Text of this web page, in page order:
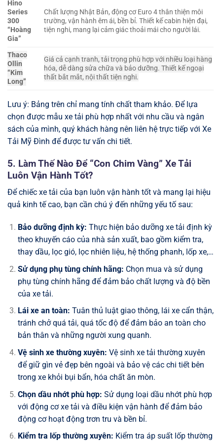
Hino
Series
300
“Hoàng
Gia”
Chất lượng Nhật Bản, động cơ Euro 4 thân thiện môi
trường, vận hành êm ái, bền bỉ. Thiết kế cabin hiện đại,
tiện nghi, mang lại cảm giác thoải mái cho người lái.
Thaco
Ollin
“Kim
Long”
Giá cả cạnh tranh, tải trọng phù hợp với nhiều loại hàng
hóa, dễ dàng sửa chữa và bảo dưỡng. Thiết kế ngoại
thất bắt mắt, nội thất tiện nghi.
Lưu ý: Bảng trên chỉ mang tính chất tham khảo. Để lựa
chọn được mẫu xe tải phù hợp nhất với nhu cầu và ngân
sách của mình, quý khách hàng nên liên hệ trực tiếp với Xe
Tải Mỹ Đình để được tư vấn chi tiết.
5. Làm Thế Nào Để “Con Chim Vàng” Xe Tải
Luôn Vận Hành Tốt?
Để chiếc xe tải của bạn luôn vận hành tốt và mang lại hiệu
quả kinh tế cao, bạn cần chú ý đến những yếu tố sau:
Bảo dưỡng định kỳ: Thực hiện bảo dưỡng xe tải định kỳ
theo khuyến cáo của nhà sản xuất, bao gồm kiểm tra,
thay dầu, lọc gió, lọc nhiên liệu, hệ thống phanh, lốp xe,…
Sử dụng phụ tùng chính hãng: Chọn mua và sử dụng
phụ tùng chính hãng để đảm bảo chất lượng và độ bền
của xe tải.
Lái xe an toàn: Tuân thủ luật giao thông, lái xe cẩn thận,
tránh chở quá tải, quá tốc độ để đảm bảo an toàn cho
bản thân và những người xung quanh.
Vệ sinh xe thường xuyên: Vệ sinh xe tải thường xuyên
để giữ gìn vẻ đẹp bên ngoài và bảo vệ các chi tiết bên
trong xe khỏi bụi bẩn, hóa chất ăn mòn.
Chọn dầu nhớt phù hợp: Sử dụng loại dầu nhớt phù hợp
với động cơ xe tải và điều kiện vận hành để đảm bảo
động cơ hoạt động trơn tru và bền bỉ.
Kiểm tra lốp thường xuyên: Kiểm tra áp suất lốp thường